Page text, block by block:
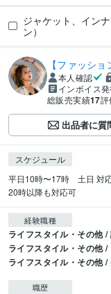
ジャケット、イン
ン）
【ファッシ
本人確認
インボイス
総販売実績17評
出品者に質
スケジュール
平日10時〜17時　土日 対
20時以降も対応可
経験職種
ライフスタイル・その他
ライフスタイル・その他 /
ライフスタイル・その他
職歴